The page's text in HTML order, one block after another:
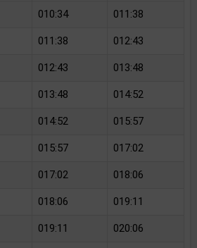
010:34 011:38
011:38 012:43
012:43 013:48
013:48 014:52
014:52 015:57
015:57 017:02
017:02 018:06
018:06 019:11
019:11 020:06